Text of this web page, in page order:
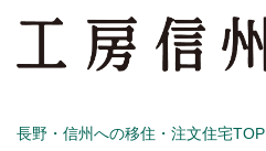
長野・信州への移住・注文住宅TOP